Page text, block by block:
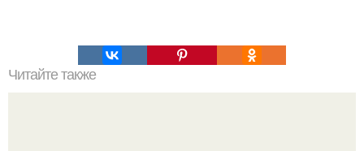
Читайте также